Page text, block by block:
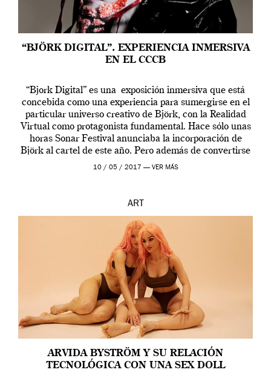
“BJÖRK DIGITAL”. EXPERIENCIA INMERSIVA
EN EL CCCB
“Bjork Digital” es una exposición inmersiva que está
concebida como una experiencia para sumergirse en el
particular universo creativo de Björk, con la Realidad
Virtual como protagonista fundamental. Hace sólo unas
horas Sonar Festival anunciaba la incorporación de
Björk al cartel de este año. Pero además de convertirse
en una de las actuaciones más relevantes […]
10 / 05 / 2017 — VER MÁS
ART
ARVIDA BYSTRÖM Y SU RELACIÓN
TECNOLÓGICA CON UNA SEX DOLL